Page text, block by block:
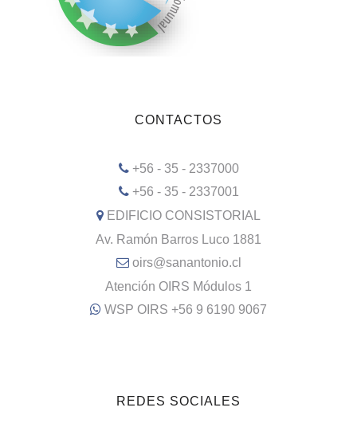
CONTACTOS
+56 - 35 - 2337000
+56 - 35 - 2337001
EDIFICIO CONSISTORIAL
Av. Ramón Barros Luco 1881
oirs@sanantonio.cl
Atención OIRS Módulos 1
WSP OIRS +56 9 6190 9067
REDES SOCIALES